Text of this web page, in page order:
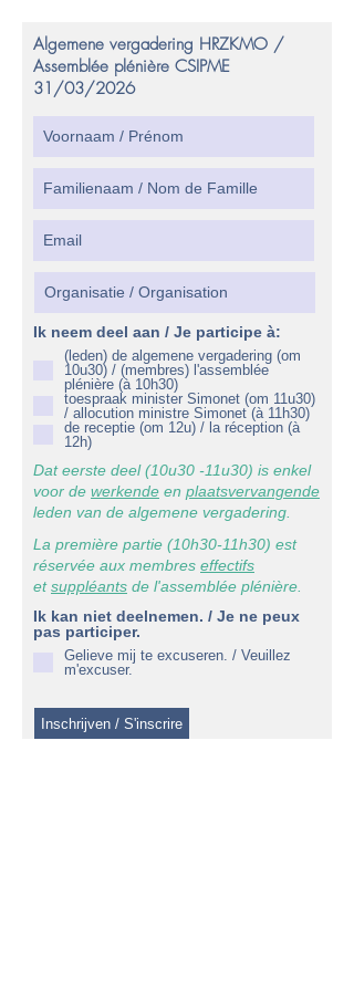
Algemene vergadering HRZKMO /
Assemblée plénière CSIPME
31/03/2026
Ik neem deel aan / Je participe à:
(leden) de algemene vergadering (om
10u30) / (membres) l'assemblée
plénière (à 10h30)
toespraak minister Simonet (om 11u30)
/ allocution ministre Simonet (à 11h30)
de receptie (om 12u) / la réception (à
12h)
Dat eerste deel (10u30 -11u30) is enkel
voor de werkende en plaatsvervangende
leden van de algemene vergadering.
La première partie (10h30-11h30) est
réservée aux membres effectifs
etsuppléants de l'assemblée plénière.
Ik kan niet deelnemen. / Je ne peux
pas participer.
Gelieve mij te excuseren. / Veuillez
m'excuser.
Inschrijven / S'inscrire